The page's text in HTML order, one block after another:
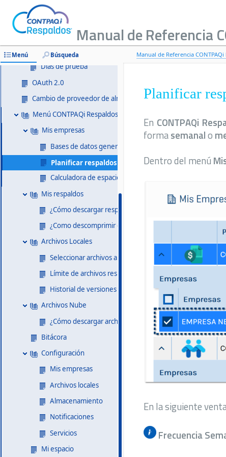
Manual de Referencia
Menú Búsqueda
Velocidad de internet
¿Cómo instalar CONTPAQi Respaldos®?
Registro de cuenta CONTPAQi Nube®
¿Cómo iniciar sesión en CONTPAQi Respaldos®?
Días de prueba
OAuth 2.0
Cambio de proveedor de almacenamiento
Menú CONTPAQi Respaldos®
Mis empresas
Bases de datos generales
Planificar respaldos
Calculadora de espacio
Mis respaldos
¿Cómo descargar respaldos?
¿Como descomprimir el respaldo?
Archivos Locales
Seleccionar archivos a respaldar
Límite de archivos respaldados en la nube
Historial de versiones de respaldos  de archivos locales
Archivos Nube
¿Cómo descargar archivos y carpetas?
Bitácora
Configuración
Mis empresas
Archivos locales
Almacenamiento
Notificaciones
Servicios
Mi espacio
Manual de Referencia
Planificar
En CONTPAQi
formasemanalo
Dentro del menú
En la siguiente
Frecuencia